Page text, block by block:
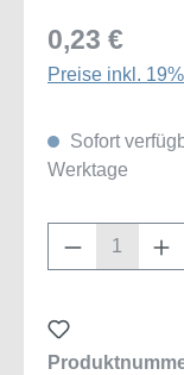
0,23 €
Preise inkl.
Sofort
Werktage
Produkt